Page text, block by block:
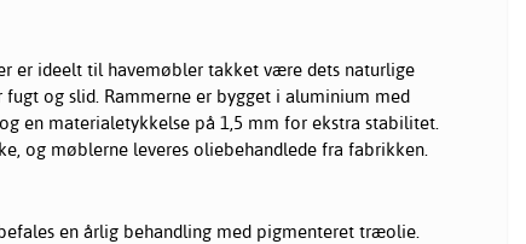
er ideelt til havemøbler takket være dets naturlige
og slid. Rammerne er bygget i aluminium med
en materialetykkelse på 1,5 mm for ekstra stabilitet.
og møblerne leveres oliebehandlede fra fabrikken.
en årlig behandling med pigmenteret træolie.